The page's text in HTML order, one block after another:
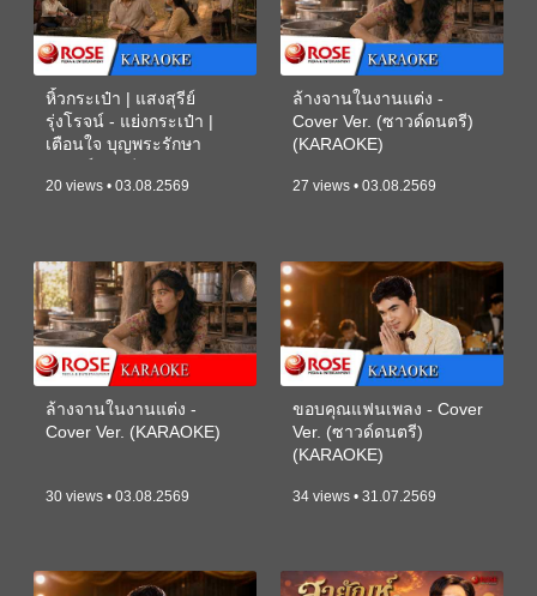
หิ้วกระเป๋า | แสงสุรีย์
รุ่งโรจน์ - แย่งกระเป๋า |
เตือนใจ บุญพระรักษา
20 views • 03.08.2569
ล้างจานในงานแต่ง -
Cover Ver. (ซาวด์ดนตรี)
(KARAOKE)
27 views • 03.08.2569
ล้างจานในงานแต่ง -
Cover Ver. (KARAOKE)
30 views • 03.08.2569
ขอบคุณแฟนเพลง - Cover
Ver. (ซาวด์ดนตรี)
(KARAOKE)
34 views • 31.07.2569